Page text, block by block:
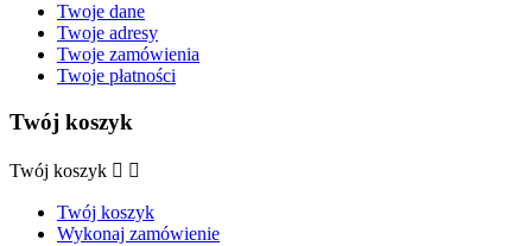
Twoje dane
Twoje adresy
Twoje zamówienia
Twoje płatności
Twój koszyk
Twój koszyk  
Twój koszyk
Wykonaj zamówienie